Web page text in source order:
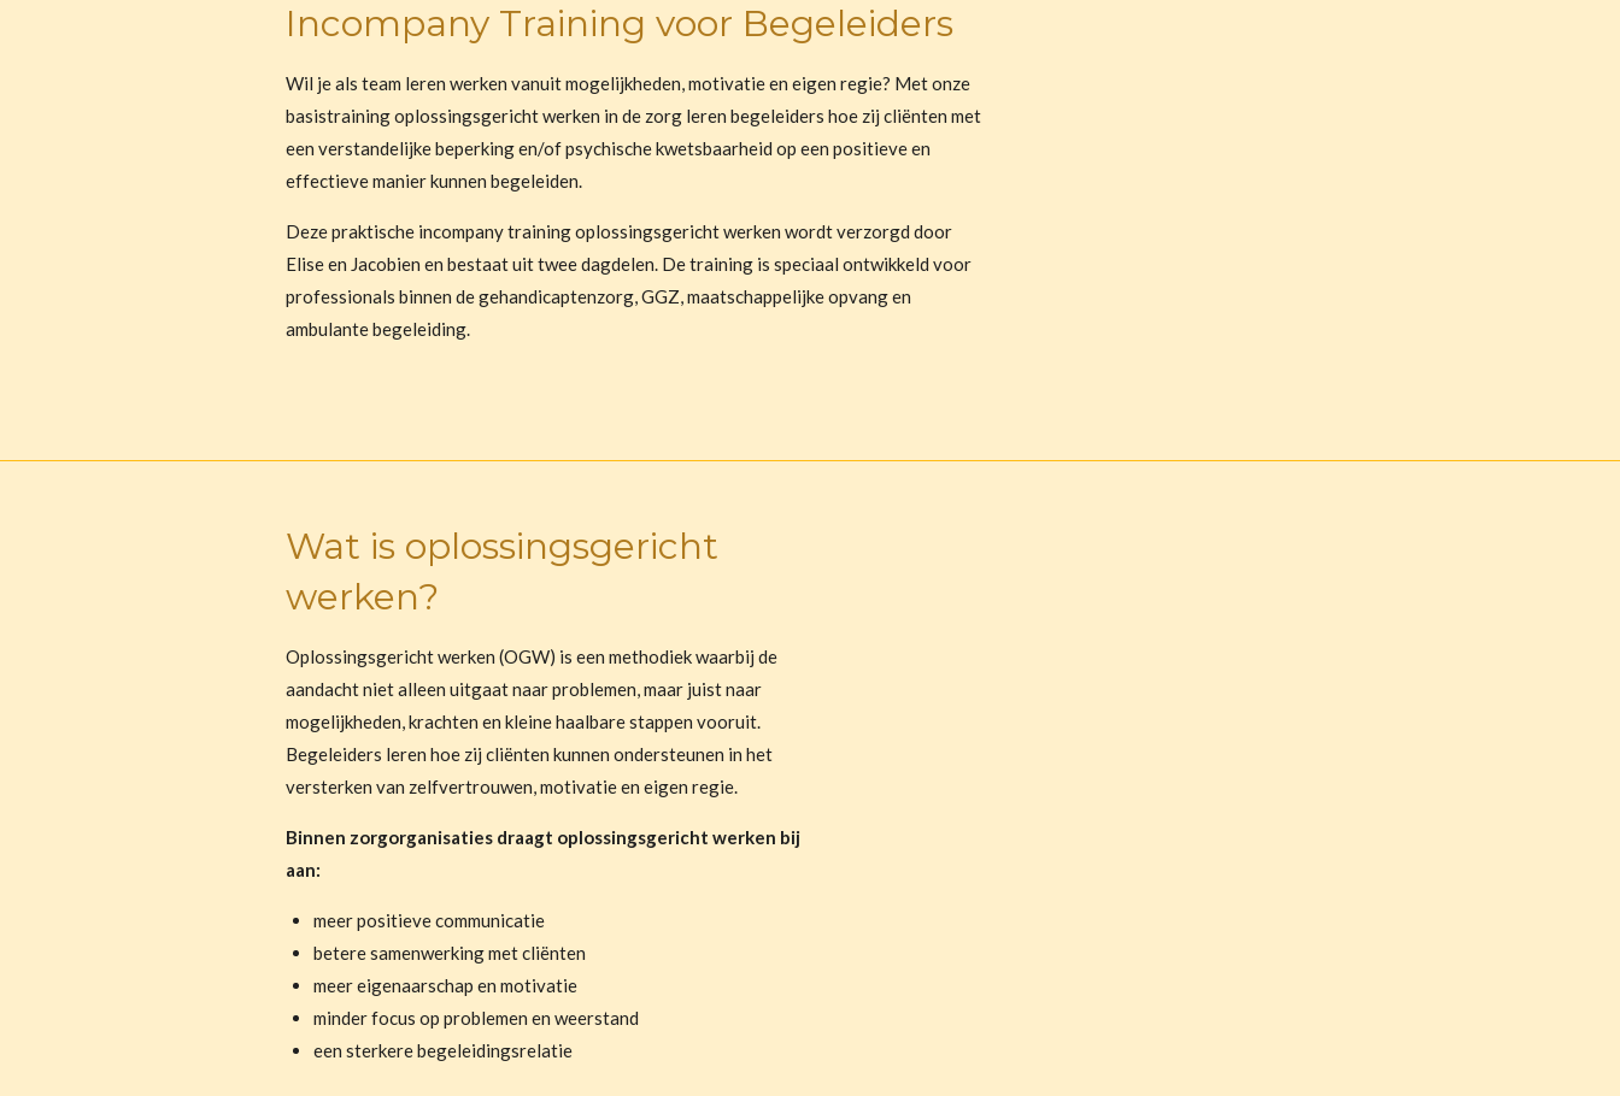
Incompany Training voor Begeleiders
Wil je als team leren werken vanuit mogelijkheden, motivatie en eigen regie? Met onze
basistraining oplossingsgericht werken in de zorg leren begeleiders hoe zij cliënten met
een verstandelijke beperking en/of psychische kwetsbaarheid op een positieve en
effectieve manier kunnen begeleiden.
Deze praktische incompany training oplossingsgericht werken wordt verzorgd door
Elise en Jacobien en bestaat uit twee dagdelen. De training is speciaal ontwikkeld voor
professionals binnen de gehandicaptenzorg, GGZ, maatschappelijke opvang en
ambulante begeleiding.
Wat is oplossingsgericht
werken?
Oplossingsgericht werken (OGW) is een methodiek waarbij de
aandacht niet alleen uitgaat naar problemen, maar juist naar
mogelijkheden, krachten en kleine haalbare stappen vooruit.
Begeleiders leren hoe zij cliënten kunnen ondersteunen in het
versterken van zelfvertrouwen, motivatie en eigen regie.
Binnen zorgorganisaties draagt oplossingsgericht werken bij
aan:
meer positieve communicatie
betere samenwerking met cliënten
meer eigenaarschap en motivatie
minder focus op problemen en weerstand
een sterkere begeleidingsrelatie